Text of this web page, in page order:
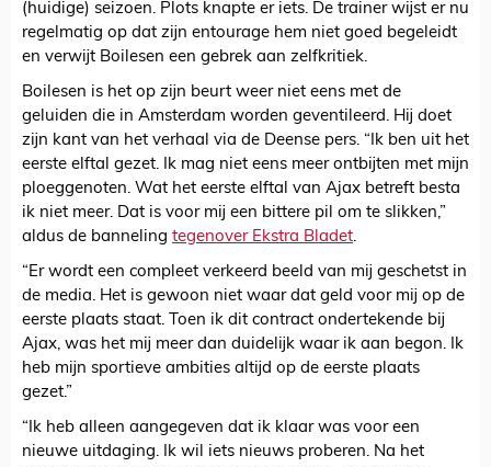
(huidige) seizoen. Plots knapte er iets. De trainer wijst er nu
regelmatig op dat zijn entourage hem niet goed begeleidt
en verwijt Boilesen een gebrek aan zelfkritiek.
Boilesen is het op zijn beurt weer niet eens met de
geluiden die in Amsterdam worden geventileerd. Hij doet
zijn kant van het verhaal via de Deense pers. “Ik ben uit het
eerste elftal gezet. Ik mag niet eens meer ontbijten met mijn
ploeggenoten. Wat het eerste elftal van Ajax betreft besta
ik niet meer. Dat is voor mij een bittere pil om te slikken,”
aldus de banneling tegenover Ekstra Bladet.
“Er wordt een compleet verkeerd beeld van mij geschetst in
de media. Het is gewoon niet waar dat geld voor mij op de
eerste plaats staat. Toen ik dit contract ondertekende bij
Ajax, was het mij meer dan duidelijk waar ik aan begon. Ik
heb mijn sportieve ambities altijd op de eerste plaats
gezet.”
“Ik heb alleen aangegeven dat ik klaar was voor een
nieuwe uitdaging. Ik wil iets nieuws proberen. Na het